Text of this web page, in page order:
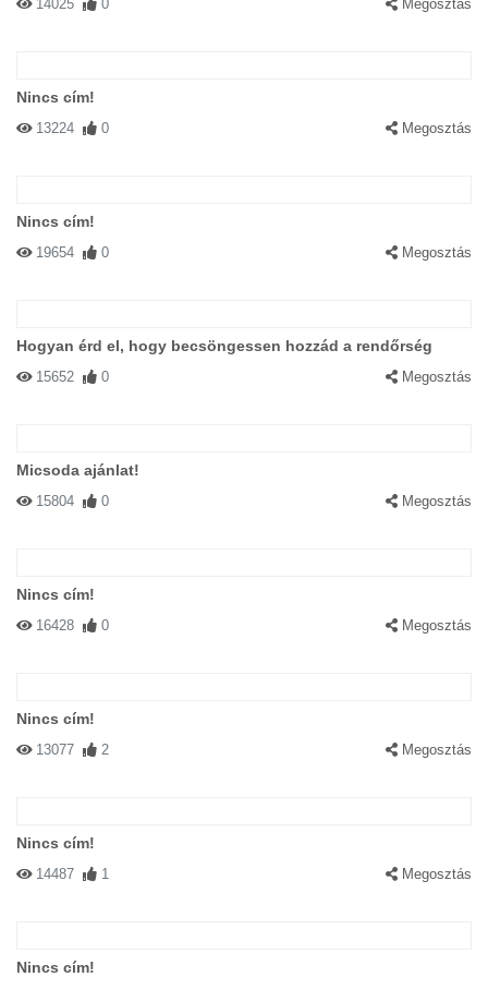
14025 0 Megosztás
Nincs cím!
13224 0 Megosztás
Nincs cím!
19654 0 Megosztás
Hogyan érd el, hogy becsöngessen hozzád a rendőrség
15652 0 Megosztás
Micsoda ajánlat!
15804 0 Megosztás
Nincs cím!
16428 0 Megosztás
Nincs cím!
13077 2 Megosztás
Nincs cím!
14487 1 Megosztás
Nincs cím!